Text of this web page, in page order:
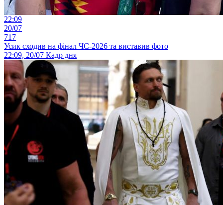
22:09
20/07
717
Усик сходив на фінал ЧС-2026 та виставив фото
22:09, 20/07 Кадр дня